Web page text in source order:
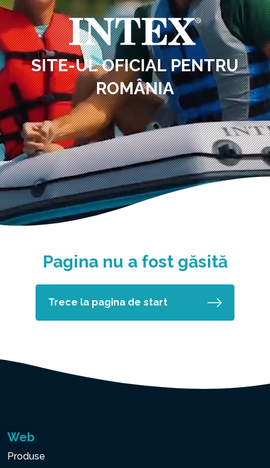
SITE-UL OFICIAL PENTRU
ROMÂNIA
Pagina nu a fost găsită
Trece la pagina de start
Web
Produse